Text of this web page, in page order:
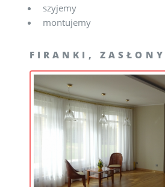
szyjemy
montujemy
FIRANKI,